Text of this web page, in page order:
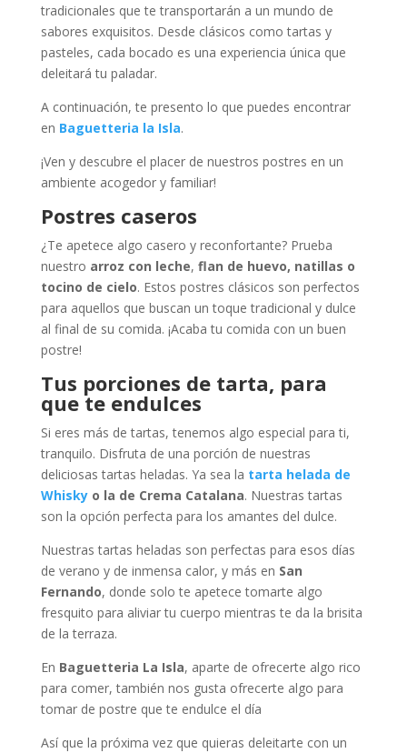
tradicionales que te transportarán a un mundo de
sabores exquisitos. Desde clásicos como tartas y
pasteles, cada bocado es una experiencia única que
deleitará tu paladar.
A continuación, te presento lo que puedes encontrar
en Baguetteria la Isla.
¡Ven y descubre el placer de nuestros postres en un
ambiente acogedor y familiar!
Postres caseros
¿Te apetece algo casero y reconfortante? Prueba
nuestro arroz con leche, flan de huevo, natillas o
tocino de cielo. Estos postres clásicos son perfectos
para aquellos que buscan un toque tradicional y dulce
al final de su comida. ¡Acaba tu comida con un buen
postre!
Tus porciones de tarta, para
que te endulces
Si eres más de tartas, tenemos algo especial para ti,
tranquilo. Disfruta de una porción de nuestras
deliciosas tartas heladas. Ya sea la tarta helada de
Whisky o la de Crema Catalana. Nuestras tartas
son la opción perfecta para los amantes del dulce.
Nuestras tartas heladas son perfectas para esos días
de verano y de inmensa calor, y más en San
Fernando, donde solo te apetece tomarte algo
fresquito para aliviar tu cuerpo mientras te da la brisita
de la terraza.
En Baguetteria La Isla, aparte de ofrecerte algo rico
para comer, también nos gusta ofrecerte algo para
tomar de postre que te endulce el día
Así que la próxima vez que quieras deleitarte con un